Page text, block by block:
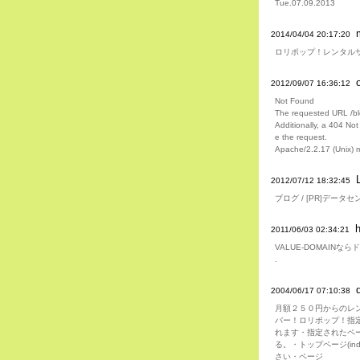
Tue.07.09.2013
2014/04/04 20:17:20
ロリポップ！レンタル
2012/09/07 16:36:12
Not Found
The requested URL /
Additionally, a 404
e the request.
Apache/2.2.17 (Unix)
2012/07/12 18:32:45
ブログ / [PR]データセ
2011/06/03 02:34:21
VALUE-DOMAINなら
2004/06/17 07:10:38
月額２５０円からのレ
バー！ロリポップ！指
れます・指定されたペ
る。・トップページ
さい・ページ